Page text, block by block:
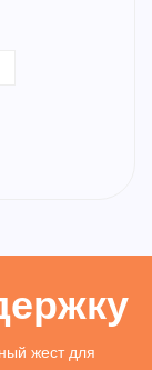
жест для